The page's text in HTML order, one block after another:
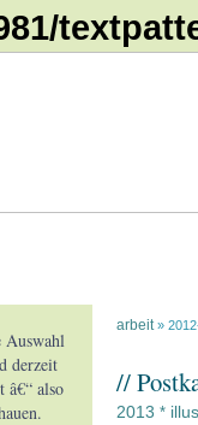
Auswahl
derzeit
â€“ also
arbeit »
//
2013 *